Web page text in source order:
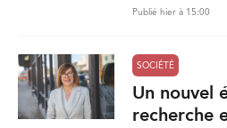
Publié hier à 15:00
SOCIÉTÉ
Un nouvel
recherche